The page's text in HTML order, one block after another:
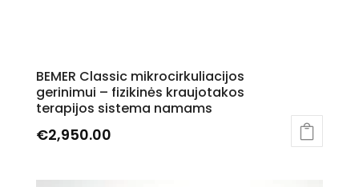
BEMER Classic mikrocirkuliacijos
gerinimui – fizikinės kraujotakos
terapijos sistema namams
€2,950.00